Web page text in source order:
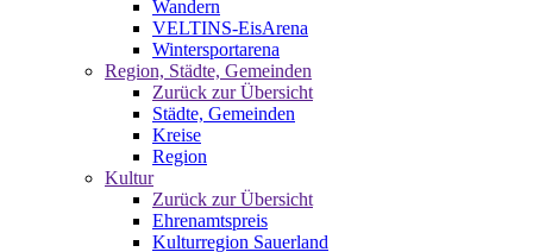
Wandern
VELTINS-EisArena
Wintersportarena
Region, Städte, Gemeinden
Zurück zur Übersicht
Städte, Gemeinden
Kreise
Region
Kultur
Zurück zur Übersicht
Ehrenamtspreis
Kulturregion Sauerland